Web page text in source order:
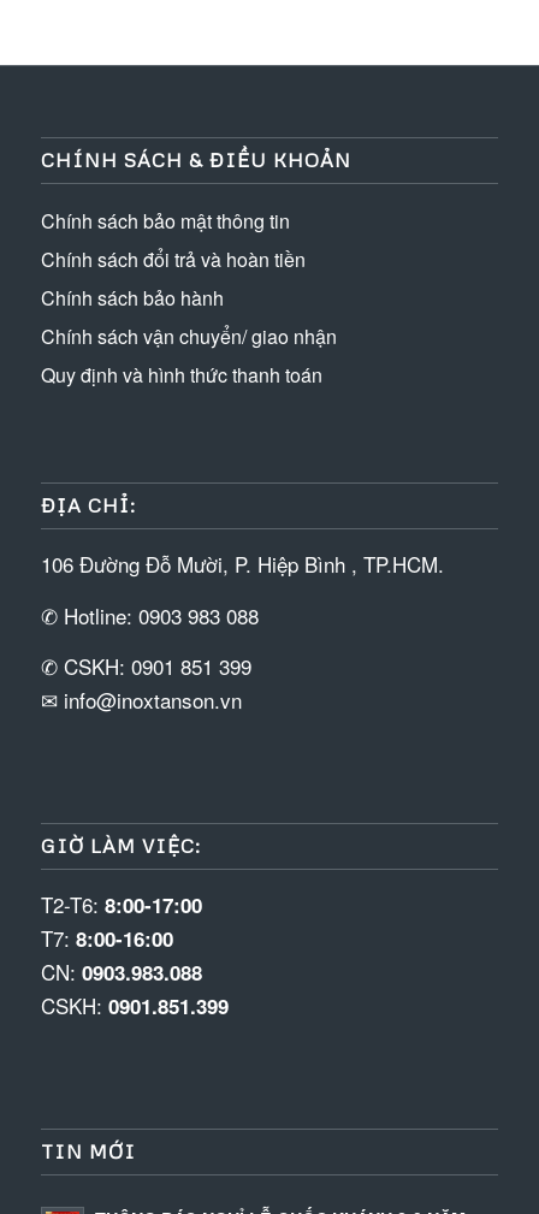
CHÍNH SÁCH & ĐIỀU KHOẢN
Chính sách bảo mật thông tin
Chính sách đổi trả và hoàn tiền
Chính sách bảo hành
Chính sách vận chuyển/ giao nhận
Quy định và hình thức thanh toán
ĐỊA CHỈ:
106 Đường Đỗ Mười, P. Hiệp Bình , TP.HCM.
✆ Hotline: 0903 983 088
✆ CSKH: 0901 851 399
✉ info@inoxtanson.vn
GIỜ LÀM VIỆC:
T2-T6: 8:00-17:00
T7: 8:00-16:00
CN: 0903.983.088
CSKH: 0901.851.399
TIN MỚI